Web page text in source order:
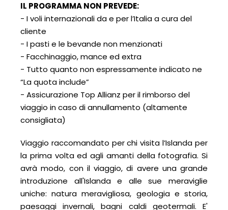
IL PROGRAMMA NON PREVEDE:
- I voli internazionali da e per l’Italia a cura del
cliente
- I pasti e le bevande non menzionati
- Facchinaggio, mance ed extra
- Tutto quanto non espressamente indicato ne
“La quota include”
- Assicurazione Top Allianz per il rimborso del
viaggio in caso di annullamento (altamente
consigliata)
Viaggio raccomandato per chi visita l’Islanda per
la prima volta ed agli amanti della fotografia. Si
avrà modo, con il viaggio, di avere una grande
introduzione all'Islanda e alle sue meraviglie
uniche: natura meravigliosa, geologia e storia,
paesaggi invernali, bagni caldi geotermali. E'